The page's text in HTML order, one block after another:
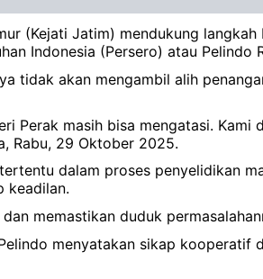
(Kejati Jatim) mendukung
Indonesia (Persero) atau Pelindo
tidak akan mengambil alih
Perak masih bisa mengatasi.
Rabu, 29 Oktober 2025.
dalam proses penyelidikan
keadilan.
memastikan duduk
menyatakan sikap